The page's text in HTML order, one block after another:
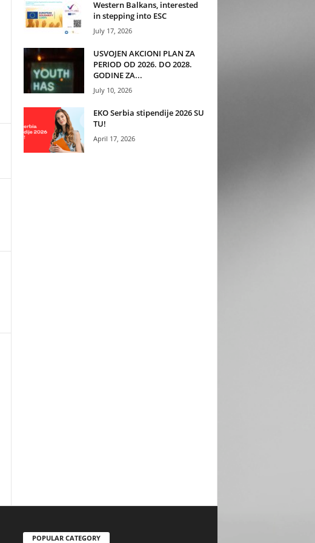
Western Balkans, interested
in stepping into ESC
July 17, 2026
USVOJEN AKCIONI PLAN ZA
PERIOD OD 2026. DO 2028.
GODINE ZA...
July 10, 2026
EKO Serbia stipendije 2026 SU
TU!
April 17, 2026
POPULAR CATEGORY